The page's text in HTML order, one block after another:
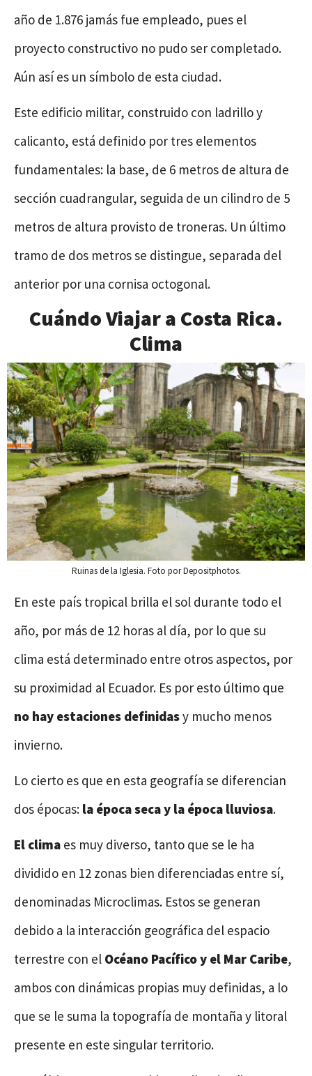
año de 1.876 jamás fue empleado, pues el
proyecto constructivo no pudo ser completado.
Aún así es un símbolo de esta ciudad.
Este edificio militar, construido con ladrillo y
calicanto, está definido por tres elementos
fundamentales: la base, de 6 metros de altura de
sección cuadrangular, seguida de un cilindro de 5
metros de altura provisto de troneras. Un último
tramo de dos metros se distingue, separada del
anterior por una cornisa octogonal.
Cuándo Viajar a Costa Rica.
Clima
Ruinas de la Iglesia. Foto por Depositphotos.
En este país tropical brilla el sol durante todo el
año, por más de 12 horas al día, por lo que su
clima está determinado entre otros aspectos, por
su proximidad al Ecuador. Es por esto último que
no hay estaciones definidasy mucho menos
invierno.
Lo cierto es que en esta geografía se diferencian
dos épocas: la época seca y la época lluviosa.
El clima es muy diverso, tanto que se le ha
dividido en 12 zonas bien diferenciadas entre sí,
denominadas Microclimas. Estos se generan
debido a la interacción geográfica del espacio
terrestre con el Océano Pacífico y el Mar Caribe,
ambos con dinámicas propias muy definidas, a lo
que se le suma la topografía de montaña y litoral
presente en este singular territorio.